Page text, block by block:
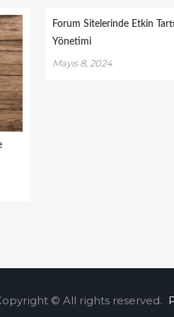
Forum Sitelerinde Etkin
Yönetimi
Mayıs 8, 2024
© All rights reserved.